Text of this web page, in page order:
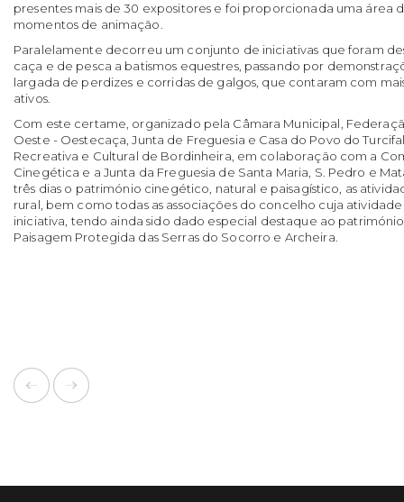
presentes mais de 30 expositores e foi proporcionada uma área
momentos de animação.
Paralelamente decorreu um conjunto de iniciativas que foram
caça e de pesca a batismos equestres, passando por
largada de perdizes e corridas de galgos, que contaram com
ativos.
Com este certame, organizado pela Câmara Municipal,
Oeste - Oestecaça, Junta de Freguesia e Casa do Povo do
Recreativa e Cultural de Bordinheira, em colaboração com a
Cinegética e a Junta da Freguesia de Santa Maria, S. Pedro e
três dias o património cinegético, natural e paisagístico, as
rural, bem como todas as associações do concelho cuja
iniciativa, tendo ainda sido dado especial destaque ao
Paisagem Protegida das Serras do Socorro e Archeira.